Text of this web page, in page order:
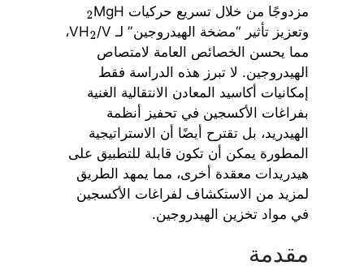
مزدوجًا من خلال تسريع حركيات MgH
2
وتعزيز تأثير “مضخة الهيدروجين” لـ VH
2
/V،
مما يحسن الخصائص العامة لامتصاص
الهيدروجين. لا تبرز هذه الدراسة فقط
إمكانيات أكاسيد المعادن الانتقالية الغنية
بفراغات الأكسجين في تحفيز أنظمة
الهيدريد، بل تقترح أيضًا أن الاستراتيجية
المطورة يمكن أن تكون قابلة للتطبيق على
هيدريدات معقدة أخرى، مما يمهد الطريق
لمزيد من الاستكشاف لفراغات الأكسجين
في مواد تخزين الهيدروجين.
مقدمة